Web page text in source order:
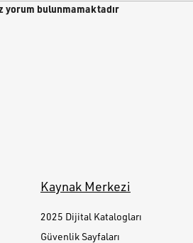
yorum bulunmamaktadır
Kaynak Merkezi
2025 Dijital Katalogları
Güvenlik Sayfaları